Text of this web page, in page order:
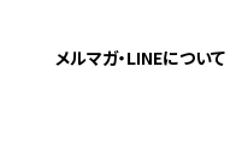
メルマガ・LINEについて